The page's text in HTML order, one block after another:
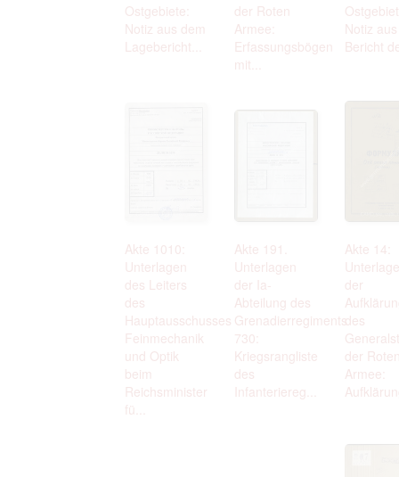
Ostgebiete:
Notiz aus dem
Lagebericht...
der Roten
Armee:
Erfassungsbögen
mit...
Notiz
Bericht
Akte 1010:
Unterlagen
des Leiters
des
Hauptausschusses
Feinmechanik
und Optik
beim
Reichsminister
fü...
Akte 191.
Unterlagen
der Ia-
Abteilung des
Grenadierregiments
730:
Kriegsrangliste
des
Infanteriereg...
Akte 14:
der
des
der
Armee: